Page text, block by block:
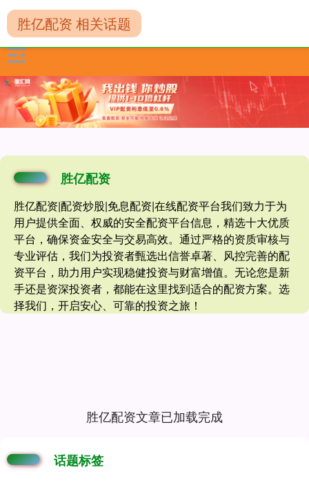
胜亿配资
胜亿配资|配资炒股|免息配资|在线配资平台我们致力于为
用户提供全面、权威的安全配资平台信息，精选十大优质
平台，确保资金安全与交易高效。通过严格的资质审核与
专业评估，我们为投资者甄选出信誉卓著、风控完善的配
资平台，助力用户实现稳健投资与财富增值。无论您是新
手还是资深投资者，都能在这里找到适合的配资方案。选
择我们，开启安心、可靠的投资之旅！
胜亿配资 相关话题
胜亿配资文章已加载完成
话题标签